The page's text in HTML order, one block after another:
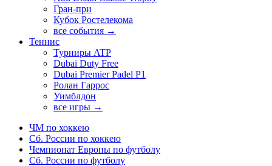
Гран-при
Кубок Ростелекома
все события →
Теннис
Турниры ATP
Dubai Duty Free
Dubai Premier Padel P1
Ролан Гаррос
Уимблдон
все игры →
ЧМ по хоккею
Сб. России по хоккею
Чемпионат Европы по футболу
Сб. России по футболу